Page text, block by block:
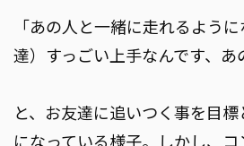
「あの人と一緒に走れるよう
達）すっごい上手なんです、あ
と、お友達に追いつく事を目
になっている様子。しかし、